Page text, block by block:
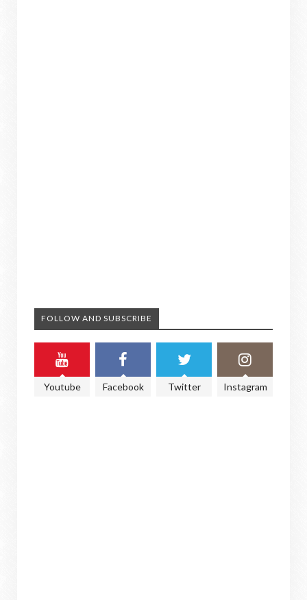
FOLLOW AND SUBSCRIBE
Youtube Facebook Twitter Instagram